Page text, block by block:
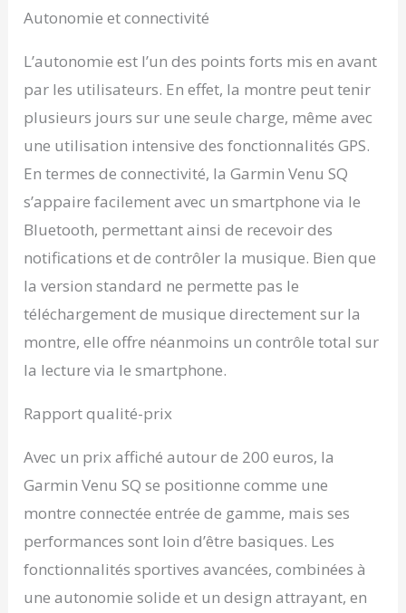
Autonomie et connectivité
L’autonomie est l’un des points forts mis en avant
par les utilisateurs. En effet, la montre peut tenir
plusieurs jours sur une seule charge, même avec
une utilisation intensive des fonctionnalités GPS.
En termes de connectivité, la Garmin Venu SQ
s’appaire facilement avec un smartphone via le
Bluetooth, permettant ainsi de recevoir des
notifications et de contrôler la musique. Bien que
la version standard ne permette pas le
téléchargement de musique directement sur la
montre, elle offre néanmoins un contrôle total sur
la lecture via le smartphone.
Rapport qualité-prix
Avec un prix affiché autour de 200 euros, la
Garmin Venu SQ se positionne comme une
montre connectée entrée de gamme, mais ses
performances sont loin d’être basiques. Les
fonctionnalités sportives avancées, combinées à
une autonomie solide et un design attrayant, en